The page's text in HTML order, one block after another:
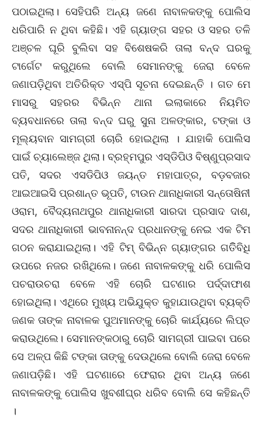
ପଠାଇଥିଲା। ସେହିପରି ଅନ୍ୟ ଜଣେ ନାବାଳକଙ୍କୁ ପୋଲିସ
ଧରିପାରି ନ ଥିବା କହିଛି। ଏହି ଗ୍ୟାଙ୍ଗ ସହର ଓ ସହର ତଳି
ଅଞ୍ଚଳ ଘୂରି ବୁଲିବା ସହ ବିଶେଷକରି ତାଲା ବନ୍ଦ ଘରକୁ
ଟାର୍ଗେଟ କରୁଥିଲେ ବୋଲି ସେମାନଙ୍କୁ ଜେରା ବେଳେ
ଜଣାପଡ଼ିଥିବା ଅତିରିକ୍ତ ଏସ୍‌ପି ସୂଚନା ଦେଇଛନ୍ତି । ଗତ ମେ
ମାସରୁ ସହରର ବିଭିନ୍ନ ଥାନା ଇଲାକାରେ ନିୟମିତ
ବ୍ୟବଧାନରେ ତାଲା ବନ୍ଦ ଘରୁ ସୁନା ଅଳଙ୍କାର, ଟଙ୍କା ଓ
ମୂଲ୍ୟବାନ ସାମଗ୍ରୀ ଚୋରି ହୋଇଥିଲା । ଯାହାକି ପୋଲିସ
ପାଇଁ ଚ୍ୟାଲେଞ୍ଜ ଥିଲା। ବ୍ରହ୍ମପୁର ଏସ୍‌ଡିପିଓ ବିଷ୍ଣୁପ୍ରସାଦ
ପତି, ସଦର ଏସଡିପିଓ ଜୟନ୍ତ ମହାପାତ୍ର, ବଡ଼ବଜାର
ଆଇଆଇସି ପ୍ରଶାନ୍ତ ଭୂପତି, ଟାଉନ ଥାନାଧିକାରୀ ସନ୍ତୋଷିନୀ
ଓରାମ, ବୈଦ୍ୟନାଥପୁର ଥାନାଧିକାରୀ ସାରଦା ପ୍ରସାଦ ଦାଶ,
ସଦର ଥାନାଧିକାରୀ ଭାବନାନନ୍ଦ ପ୍ରଧାନଙ୍କୁ ନେଇ ଏକ ଟିମ
ଗଠନ କରାଯାଇଥିଲା। ଏହି ଟିମ୍‌ ବିଭିନ୍ନ ଗ୍ୟାଙ୍ଗର ଗତିିବିଧି
ଉପରେ ନଜର ରଖିଥିଲେ। ଜଣେ ନାବାଳକଙ୍କୁ ଧରି ପୋଲିସ
ପଚରାଉଚରା ବେଳେ ଏହି ଚୋରି ଘଟଣାର ପର୍ଦ୍ଦାଫାଶ
ହୋଇଥିଲା। ଏଥିରେ ମୁଖ୍ୟ ଅଭିଯୁକ୍ତ କୁହାଯାଉଥିବା ବ୍ୟକ୍ତି
ଜଣକ ତାଙ୍କ ନାବାଳକ ପୁଅମାନଙ୍କୁ ଚୋରି କାର୍ଯ୍ୟରେ ଲିପ୍ତ
କରାଉଥିଲେ। ସେମାନଙ୍କଠାରୁ ଚୋରି ସାମଗ୍ରୀ ପାଇବା ପରେ
ସେ ଅଳ୍ପ କିଛି ଟଙ୍କା ତାଙ୍କୁ ଦେଉଥିଲେ ବୋଲି ଜେରା ବେଳେ
ଜଣାପଡ଼ିଛି। ଏହି ଘଟଣାରେ ଫେରାର ଥିବା ଅନ୍ୟ ଜଣେ
ନାବାଳକଙ୍କୁ ପୋଲିସ ଖୁବଶୀଘ୍ର ଧରିବ ବୋଲି ସେ କହିଛନ୍ତି
।